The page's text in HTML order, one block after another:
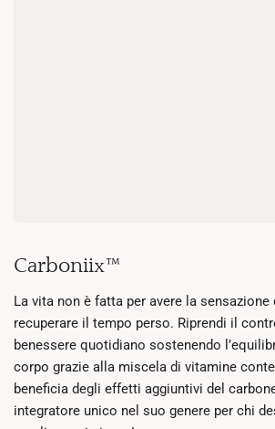
Carboniix™
La vita non è fatta per avere la sensazione
recuperare il tempo perso. Riprendi il
benessere quotidiano sostenendo
corpo grazie alla miscela di vitamine
beneficia degli effetti aggiuntivi del
integratore unico nel suo genere per chi